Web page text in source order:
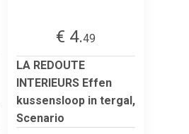
€ 4.49
LA REDOUTE
INTERIEURS Effen
kussensloop in tergal,
Scenario